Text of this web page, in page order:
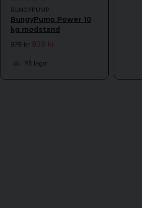
BUNGYPUMP
BungyPump Power 10
kg modstand
979 kr 939 kr
På lager